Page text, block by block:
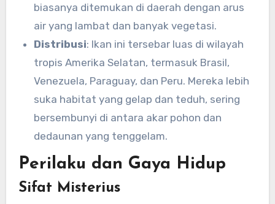
biasanya ditemukan di daerah dengan arus
air yang lambat dan banyak vegetasi.
Distribusi: Ikan ini tersebar luas di wilayah
tropis Amerika Selatan, termasuk Brasil,
Venezuela, Paraguay, dan Peru. Mereka lebih
suka habitat yang gelap dan teduh, sering
bersembunyi di antara akar pohon dan
dedaunan yang tenggelam.
Perilaku dan Gaya Hidup
Sifat Misterius